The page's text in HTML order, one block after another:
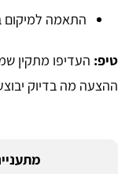
התאמה למיקום
טיפ: העדיפו מתקין
ההצעה מה בדיוק